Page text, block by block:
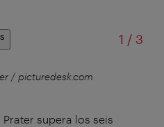
1 /de
3
/ picturedesk.com
supera los seis